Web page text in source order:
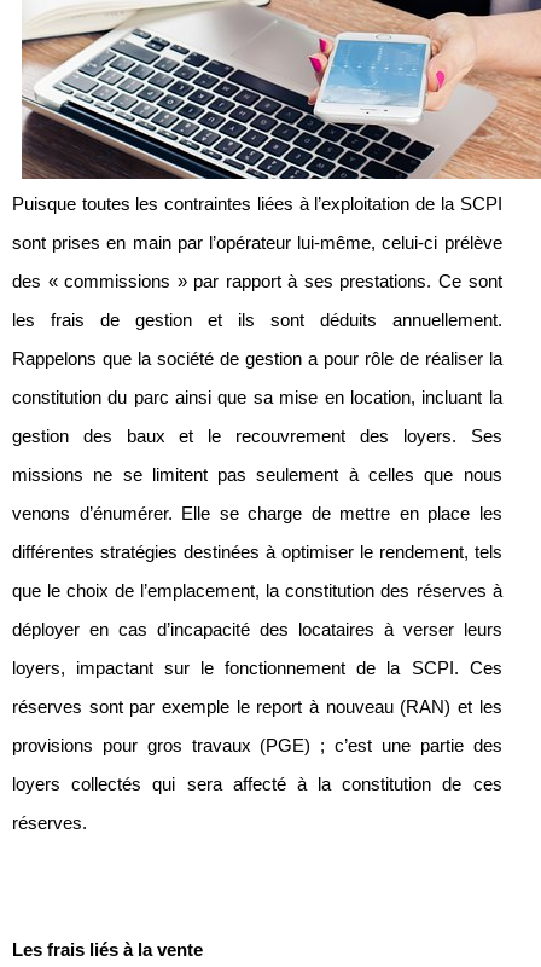
Puisque toutes les contraintes liées à l’exploitation de la SCPI
sont prises en main par l’opérateur lui-même, celui-ci prélève
des « commissions » par rapport à ses prestations. Ce sont
les frais de gestion et ils sont déduits annuellement.
Rappelons que la société de gestion a pour rôle de réaliser la
constitution du parc ainsi que sa mise en location, incluant la
gestion des baux et le recouvrement des loyers. Ses
missions ne se limitent pas seulement à celles que nous
venons d’énumérer. Elle se charge de mettre en place les
différentes stratégies destinées à optimiser le rendement, tels
que le choix de l’emplacement, la constitution des réserves à
déployer en cas d’incapacité des locataires à verser leurs
loyers, impactant sur le fonctionnement de la SCPI. Ces
réserves sont par exemple le report à nouveau (RAN) et les
provisions pour gros travaux (PGE) ; c’est une partie des
loyers collectés qui sera affecté à la constitution de ces
réserves.
Les frais liés à la vente